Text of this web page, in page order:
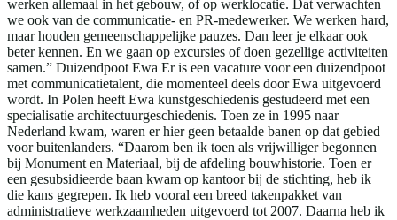
werken allemaal in het gebouw, of op werklocatie. Dat verwachten
we ook van de communicatie- en PR-medewerker. We werken hard,
maar houden gemeenschappelijke pauzes. Dan leer je elkaar ook
beter kennen. En we gaan op excursies of doen gezellige activiteiten
samen.” Duizendpoot Ewa Er is een vacature voor een duizendpoot
met communicatietalent, die momenteel deels door Ewa uitgevoerd
wordt. In Polen heeft Ewa kunstgeschiedenis gestudeerd met een
specialisatie architectuurgeschiedenis. Toen ze in 1995 naar
Nederland kwam, waren er hier geen betaalde banen op dat gebied
voor buitenlanders. “Daarom ben ik toen als vrijwilliger begonnen
bij Monument en Materiaal, bij de afdeling bouwhistorie. Toen er
een gesubsidieerde baan kwam op kantoor bij de stichting, heb ik
die kans gegrepen. Ik heb vooral een breed takenpakket van
administratieve werkzaamheden uitgevoerd tot 2007. Daarna heb ik